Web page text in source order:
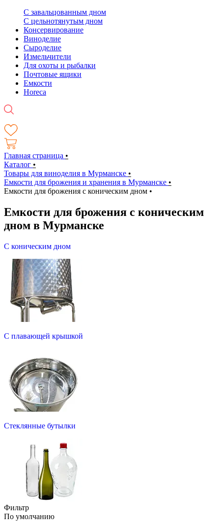
С завальцованным дном
С цельнотянутым дном
Консервирование
Виноделие
Сыроделие
Измельчители
Для охоты и рыбалки
Почтовые ящики
Емкости
Horeca
Главная страница •
Каталог •
Товары для виноделия в Мурманске •
Емкости для брожения и хранения в Мурманске •
Емкости для брожения с коническим дном •
Емкости для брожения с коническим
дном в Мурманске
С коническим дном
С плавающей крышкой
Стеклянные бутылки
Фильтр
По умолчанию